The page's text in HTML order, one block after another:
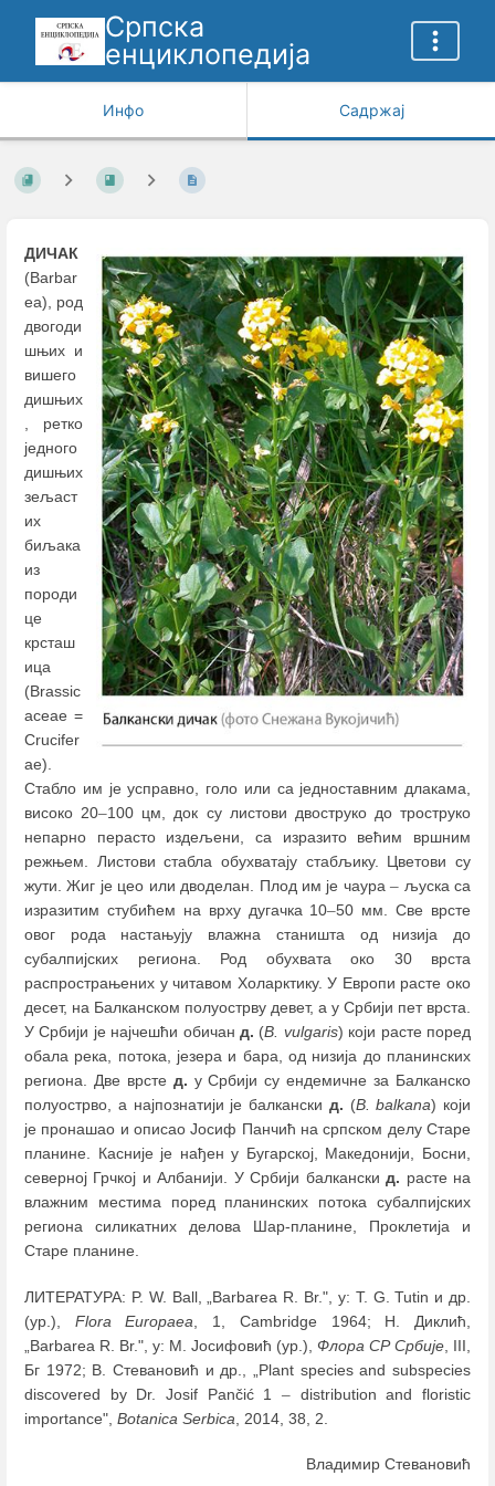
Српска
енциклопедија
Инфо Садржај
ДИЧАК
(Barbar
ea), род
двогоди
шњих и
вишего
дишњих
, ретко
једного
дишњих
зељаст
их
биљака
из
породи
це
крсташ
ица
(Brassic
aceae =
Crucifer
ae).
Стабло им је усправно, голо или са једноставним длакама,
високо 20–100 цм, док су листови двоструко до троструко
непарно перасто издељени, са изразито већим вршним
режњем. Листови стабла обухватају стабљику. Цветови су
жути. Жиг је цео или дводелан. Плод им је чаура– љуска са
изразитим стубићем на врху дугачка 10–50 мм. Све врсте
овог рода настањују влажна станишта од низија до
субалпијских региона. Род обухвата око 30 врста
распрострањених у читавом Холарктику. У Европи расте око
десет, на Балканском полуострву девет, а у Србији пет врста.
У Србији је најчешћи обичан д. (B. vulgaris) који расте поред
обала река, потока, језера и бара, од низија до планинских
региона. Две врсте д. у Србији су ендемичне за Балканско
полуострво, а најпознатији је балкански д. (B. balkana) који
је пронашао и описао Јосиф Панчић на српском делу Старе
планине. Касније је нађен у Бугарској, Македонији, Босни,
северној Грчкој и Албанији. У Србији балканскид. расте на
влажним местима поред планинских потока субалпијских
региона силикатних делова Шар-планине, Проклетија и
Старе планине.
ЛИТЕРАТУРА: P. W. Ball, „Barbarea R. Br.", у: Т. G. Tutin и др.
(ур.), Flora Europaea , 1, Cambridge 1964; Н. Диклић,
„Barbarea R. Br.", у: М. Јосифовић (ур.), Флора СР Србије , III,
Бг 1972; В. Стевановић и др., „Plant species and subspecies
discovered by Dr. Josif Pančić 1 – distribution and floristic
importance", Botanica Serbica , 2014, 38, 2.
Владимир Стевановић